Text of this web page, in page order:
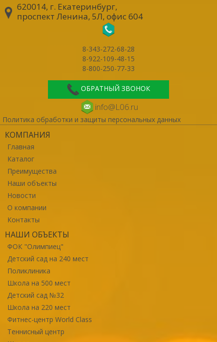
620014, г. Екатеринбург,
проспект Ленина, 5Л, офис 604
8-343-272-68-28
8-922-109-48-15
8-800-250-77-33
ОБРАТНЫЙ ЗВОНОК
info@L06.ru
Политика обработки и защиты персональных данных
КОМПАНИЯ
Главная
Каталог
Преимущества
Наши объекты
Новости
О компании
Контакты
НАШИ ОБЪЕКТЫ
ФОК "Олимпиец"
Детский сад на 240 мест
Поликлиника
Школа на 500 мест
Детский сад №32
Школа на 220 мест
Фитнес-центр World Class
Теннисный центр